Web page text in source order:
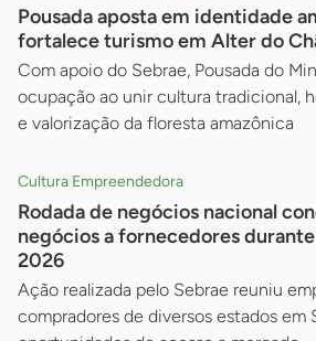
Pousada aposta em identidade
fortalece turismo em Alter do
Com apoio do Sebrae, Pousada do
ocupação ao unir cultura tradicional,
e valorização da floresta amazônica
Cultura Empreendedora
Rodada de negócios nacional
negócios a fornecedores
2026
Ação realizada pelo Sebrae reuniu
compradores de diversos estados em